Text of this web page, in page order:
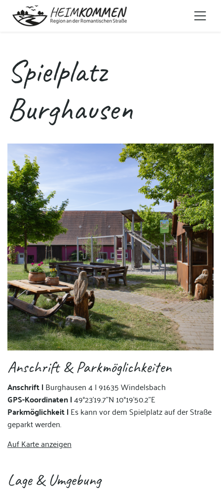
Spielplatz
Burghausen
Anschrift & Parkmöglichkeiten
Anschrift |Burghausen 4 I 91635 Windelsbach
GPS-Koordinaten |49°23'19.7"N 10°19'50.2"E
Parkmöglichkeit |Es kann vor dem Spielplatz auf der Straße
geparkt werden.
Auf Karte anzeigen
Lage & Umgebung